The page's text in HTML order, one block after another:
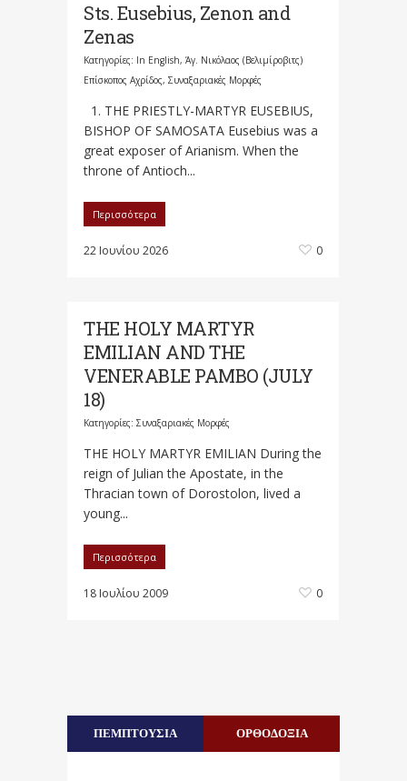
Sts. Eusebius, Zenon and
Zenas
Κατηγορίες: In English, Άγ. Νικόλαος (Βελιμίροβιτς)
Επίσκοπος Αχρίδος, Συναξαριακές Μορφές
1. THE PRIESTLY-MARTYR EUSEBIUS,
BISHOP OF SAMOSATA Eusebius was a
great exposer of Arianism. When the
throne of Antioch...
Περισσότερα
22 Ιουνίου 2026 0
THE HOLY MARTYR
EMILIAN AND THE
VENERABLE PAMBO (JULY
18)
Κατηγορίες: Συναξαριακές Μορφές
THE HOLY MARTYR EMILIAN During the
reign of Julian the Apostate, in the
Thracian town of Dorostolon, lived a
young...
Περισσότερα
18 Ιουλίου 2009 0
ΠΕΜΠΤΟΥΣΙΑ ΟΡΘΟΔΟΞΙΑ